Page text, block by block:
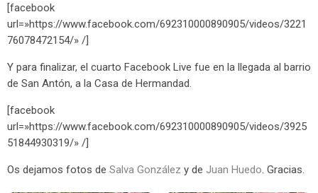
[facebook
url=»https://www.facebook.com/692310000890905/videos/3221
76078472154/» /]
Y para finalizar, el cuarto Facebook Live fue en la llegada al barrio
de San Antón, a la Casa de Hermandad.
[facebook
url=»https://www.facebook.com/692310000890905/videos/3925
51844930319/» /]
Os dejamos fotos de Salva González y de Juan Huedo . Gracias.